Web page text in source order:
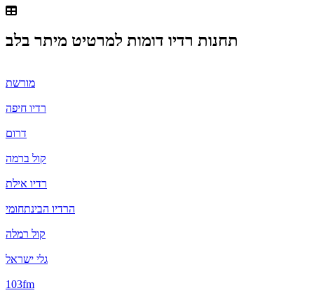
תחנות רדיו דומות למרטיט מיתר בלב
מורשת
רדיו חיפה
דרום
קול ברמה
רדיו אילת
הרדיו הבינתחומי
קול רמלה
גלי ישראל
103fm